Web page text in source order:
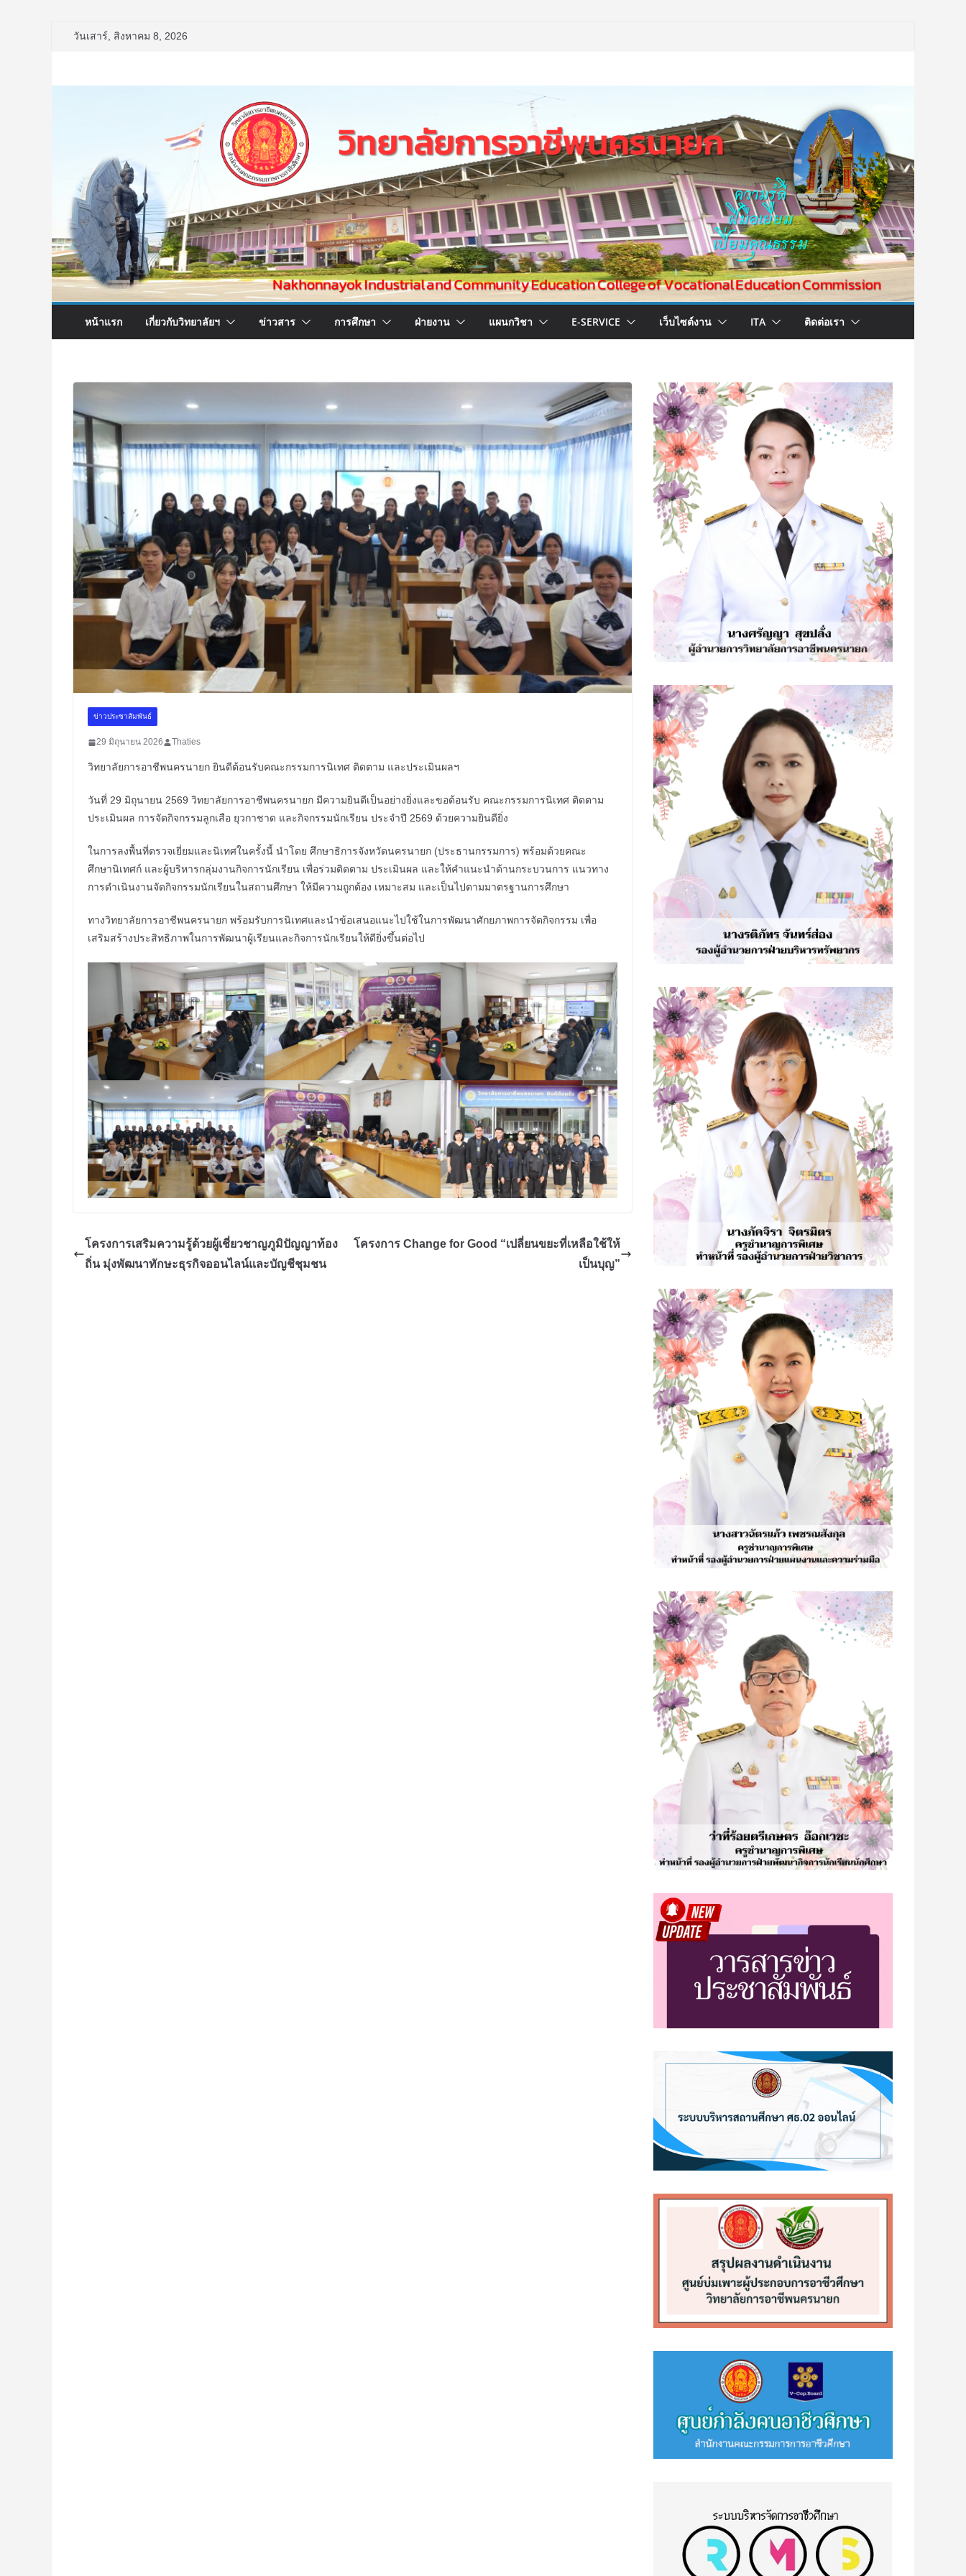
วันเสาร์, สิงหาคม 8, 2026
หน้าแรก เกี่ยวกับวิทยาลัยฯ ข่าวสาร การศึกษา ฝ่ายงาน แผนกวิชา E-SERVICE เว็บไซต์งาน ITA ติดต่อเรา
ข่าวประชาสัมพันธ์
29 มิถุนายน 2026 Thaties
วิทยาลัยการอาชีพนครนายก ยินดีต้อนรับคณะกรรมการนิเทศ ติดตาม และประเมินผลฯ
วันที่ 29 มิถุนายน 2569 วิทยาลัยการอาชีพนครนายก มีความยินดีเป็นอย่างยิ่งและขอต้อนรับ คณะกรรมการนิเทศ ติดตาม
ประเมินผล การจัดกิจกรรมลูกเสือ ยุวกาชาด และกิจกรรมนักเรียน ประจำปี 2569 ด้วยความยินดียิ่ง
ในการลงพื้นที่ตรวจเยี่ยมและนิเทศในครั้งนี้ นำโดย ศึกษาธิการจังหวัดนครนายก (ประธานกรรมการ) พร้อมด้วยคณะ
ศึกษานิเทศก์ และผู้บริหารกลุ่มงานกิจการนักเรียน เพื่อร่วมติดตาม ประเมินผล และให้คำแนะนำด้านกระบวนการ แนวทาง
การดำเนินงานจัดกิจกรรมนักเรียนในสถานศึกษา ให้มีความถูกต้อง เหมาะสม และเป็นไปตามมาตรฐานการศึกษา
ทางวิทยาลัยการอาชีพนครนายก พร้อมรับการนิเทศและนำข้อเสนอแนะไปใช้ในการพัฒนาศักยภาพการจัดกิจกรรม เพื่อ
เสริมสร้างประสิทธิภาพในการพัฒนาผู้เรียนและกิจการนักเรียนให้ดียิ่งขึ้นต่อไป
โครงการเสริมความรู้ด้วยผู้เชี่ยวชาญภูมิปัญญาท้อง
ถิ่น มุ่งพัฒนาทักษะธุรกิจออนไลน์และบัญชีชุมชน
โครงการ Change for Good “เปลี่ยนขยะที่เหลือใช้ให้
เป็นบุญ”